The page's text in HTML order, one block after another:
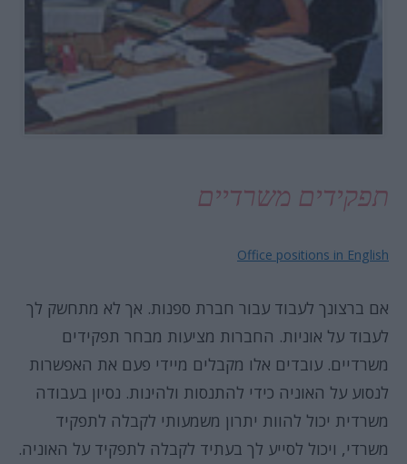
תפקידים משרדיים
Office positions in English
אם ברצונך לעבוד עבור חברת ספנות. אך לא מתחשק לך
לעבוד על אוניות. החברות מציעות מבחר תפקידים
משרדיים. עובדים אלו מקבלים מיידי פעם את האפשרות
לנסוע על האוניה כידי להתנסות ולהינות. נסיון בעבודה
משרדית יכול להוות יתרון משמעותי לקבלה לתפקיד
משרדי, ויכול לסייע לך בעתיד לקבלה לתפקיד על האוניה.